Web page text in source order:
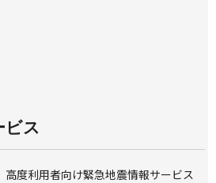
ビス
高度利用者向け緊急地震情報サービス